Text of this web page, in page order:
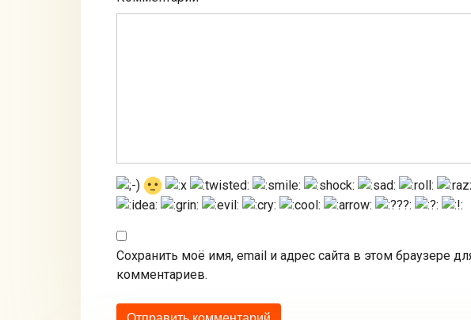
Сохранить моё имя, email и адрес сайта в этом браузере
комментариев.